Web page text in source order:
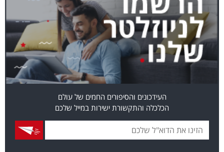
מייל
אדום
אחרינו:
העידכונים והסיפורים החמים של עולם
הכלכלה והתקשורת ישירות במייל שלכם